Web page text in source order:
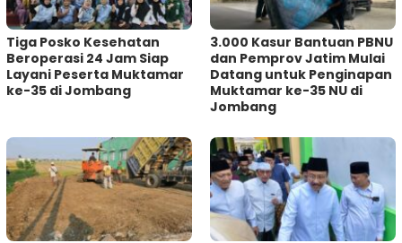
Tiga Posko Kesehatan
Beroperasi 24 Jam Siap
Layani Peserta Muktamar
ke-35 di Jombang
3.000 Kasur Bantuan PBNU
dan Pemprov Jatim Mulai
Datang untuk Penginapan
Muktamar ke-35 NU di
Jombang